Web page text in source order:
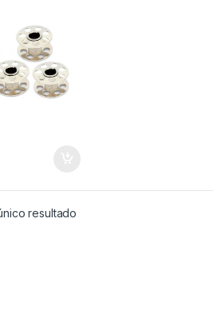
resultado